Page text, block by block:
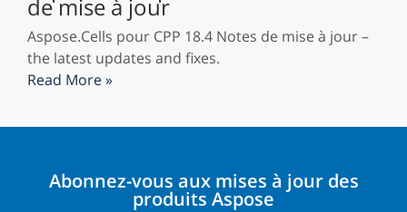
de mise à jour
Aspose.Cells pour CPP 18.4 Notes de mise à jour –
the latest updates and fixes.
Read More »
Abonnez-vous aux mises à jour des
produits Aspose